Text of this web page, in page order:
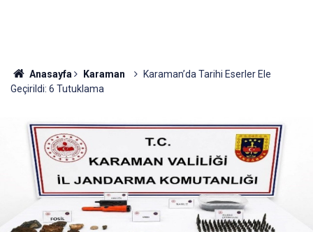
Anasayfa Karaman
Karaman’da Tarihi Eserler Ele
Geçirildi: 6 Tutuklama